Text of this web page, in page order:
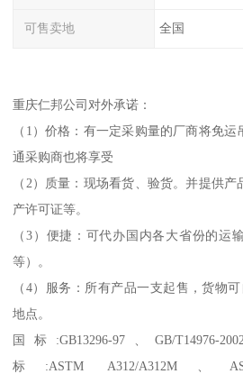
可售卖地 全国
重庆仁邦公司对外承诺：
（1）价格：有一定采购量的厂商将免
通采购商也将享受
（2）质量：现场看货、验货。并提供
产许可证等。
（3）便捷：可代办国内各大省份的运
等）。
（4）服务：所有产品一支起售，货物
地点。
国标:GB13296-97、GB/T14976-
标:ASTM A312/A312M、